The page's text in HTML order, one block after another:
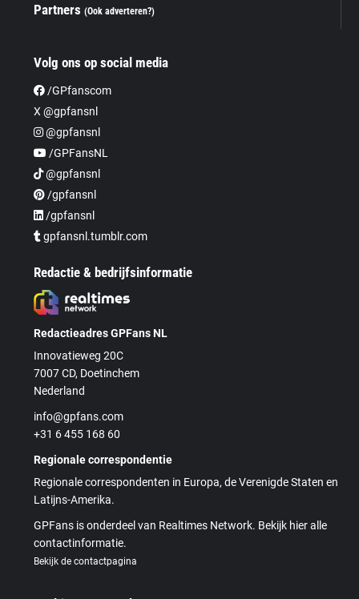
Partners(Ook adverteren?)
Volg ons op social media
/GPfanscom
X @gpfansnl
@gpfansnl
/GPFansNL
@gpfansnl
/gpfansnl
/gpfansnl
gpfansnl.tumblr.com
Redactie & bedrijfsinformatie
Redactieadres GPFans NL
Innovatieweg 20C
7007 CD, Doetinchem
Nederland
info@gpfans.com
+31 6 455 168 60
Regionale correspondentie
Regionale correspondenten in Europa, de Verenigde Staten en
Latijns-Amerika.
GPFans is onderdeel van Realtimes Network. Bekijk hier alle
contactinformatie.
Bekijk de contactpagina